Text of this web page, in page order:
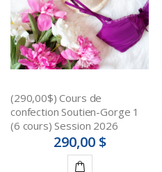
(290,00$) Cours de
confection Soutien-Gorge 1
(6 cours) Session 2026
290,00 $